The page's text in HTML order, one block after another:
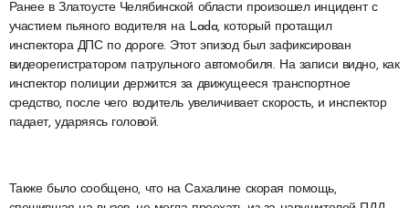
Ранее в Златоусте Челябинской области произошел инцидент с
участием пьяного водителя на Lada, который протащил
инспектора ДПС по дороге. Этот эпизод был зафиксирован
видеорегистратором патрульного автомобиля. На записи видно, как
инспектор полиции держится за движущееся транспортное
средство, после чего водитель увеличивает скорость, и инспектор
падает, ударяясь головой.
Также было сообщено, что на Сахалине скорая помощь,